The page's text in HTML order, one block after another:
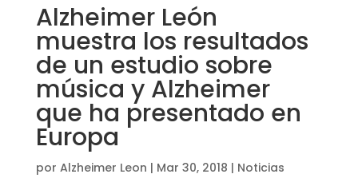
Alzheimer León
muestra los resultados
de un estudio sobre
música y Alzheimer
que ha presentado en
Europa
por Alzheimer Leon | Mar 30, 2018 | Noticias